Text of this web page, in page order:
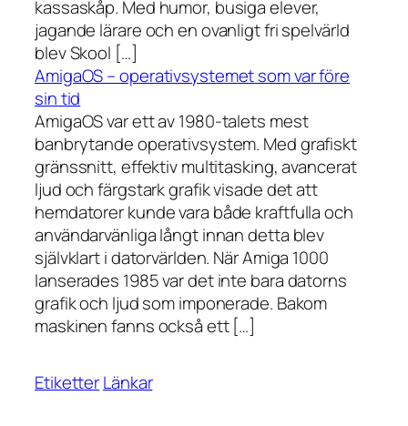
kassaskåp. Med humor, busiga elever,
jagande lärare och en ovanligt fri spelvärld
blev Skool […]
AmigaOS – operativsystemet som var före
sin tid
AmigaOS var ett av 1980-talets mest
banbrytande operativsystem. Med grafiskt
gränssnitt, effektiv multitasking, avancerat
ljud och färgstark grafik visade det att
hemdatorer kunde vara både kraftfulla och
användarvänliga långt innan detta blev
självklart i datorvärlden. När Amiga 1000
lanserades 1985 var det inte bara datorns
grafik och ljud som imponerade. Bakom
maskinen fanns också ett […]
EtiketterLänkar